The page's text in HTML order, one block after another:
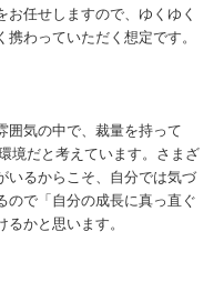
任せしますので、ゆくゆく
わっていただく想定です。
囲気の中で、裁量を持って
境だと考えています。さまざ
いるからこそ、自分では気づ
ので「自分の成長に真っ直ぐ
かと思います。